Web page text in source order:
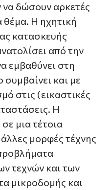
δώσουν αρκετές
θέμα. Η ηχητική
κατασκευής
από την
εμβαθύνει στη
συμβαίνει και με
στις (εικαστικές
Η
μια τέτοια
μορφές τέχνης
τεχνών και των
μικροδομής και